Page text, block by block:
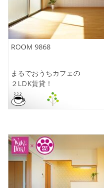
ROOM 9868
まるでおうちカフェの
２LDK賃貸！